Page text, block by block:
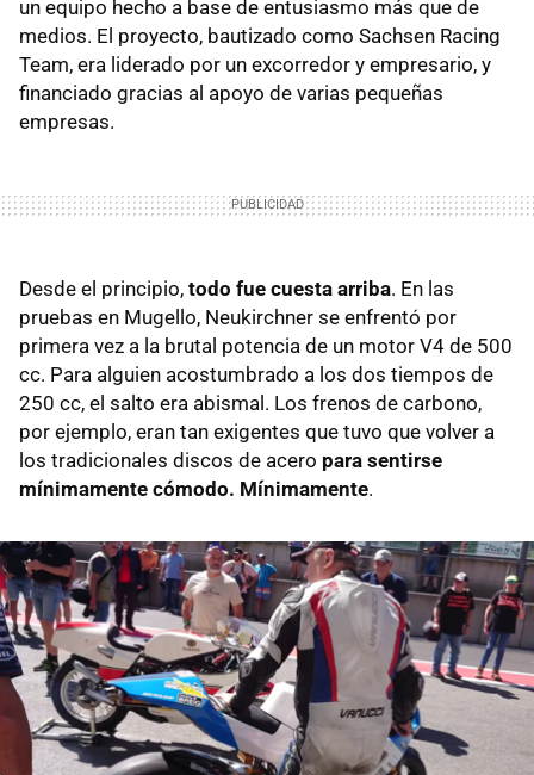
un equipo hecho a base de entusiasmo más que de
medios. El proyecto, bautizado como Sachsen Racing
Team, era liderado por un excorredor y empresario, y
financiado gracias al apoyo de varias pequeñas
empresas.
Desde el principio, todo fue cuesta arriba. En las
pruebas en Mugello, Neukirchner se enfrentó por
primera vez a la brutal potencia de un motor V4 de 500
cc. Para alguien acostumbrado a los dos tiempos de
250 cc, el salto era abismal. Los frenos de carbono,
por ejemplo, eran tan exigentes que tuvo que volver a
los tradicionales discos de acero para sentirse
mínimamente cómodo. Mínimamente.